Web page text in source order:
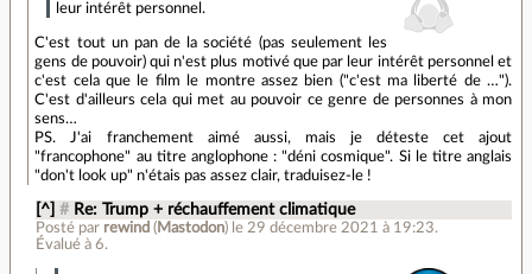
leur intérêt personnel.
C'est tout un pan de la société (pas seulement les
gens de pouvoir) qui n'est plus motivé que par leur intérêt personnel et
c'est cela que le film le montre assez bien ("c'est ma liberté de …").
C'est d'ailleurs cela qui met au pouvoir ce genre de personnes à mon
sens…
PS. J'ai franchement aimé aussi, mais je déteste cet ajout
"francophone" au titre anglophone : "déni cosmique". Si le titre anglais
"don't look up" n'étais pas assez clair, traduisez-le !
[^] # Re: Trump + réchauffement climatique
Posté par rewind (Mastodon) le 29 décembre 2021 à 19:23.
Évalué à 6.